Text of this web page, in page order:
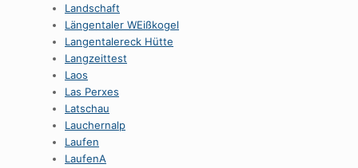
Landschaft
Längentaler WEißkogel
Langentalereck Hütte
Langzeittest
Laos
Las Perxes
Latschau
Lauchernalp
Laufen
LaufenA